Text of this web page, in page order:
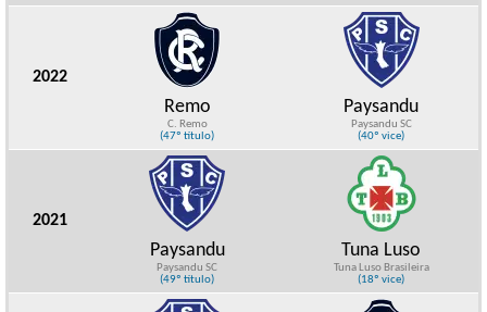
2022
Remo
C. Remo
(47º título)
Paysandu
Paysandu SC
(40º vice)
2021
Paysandu
Paysandu SC
(49º título)
Tuna Luso
Tuna Luso Brasileira
(18º vice)